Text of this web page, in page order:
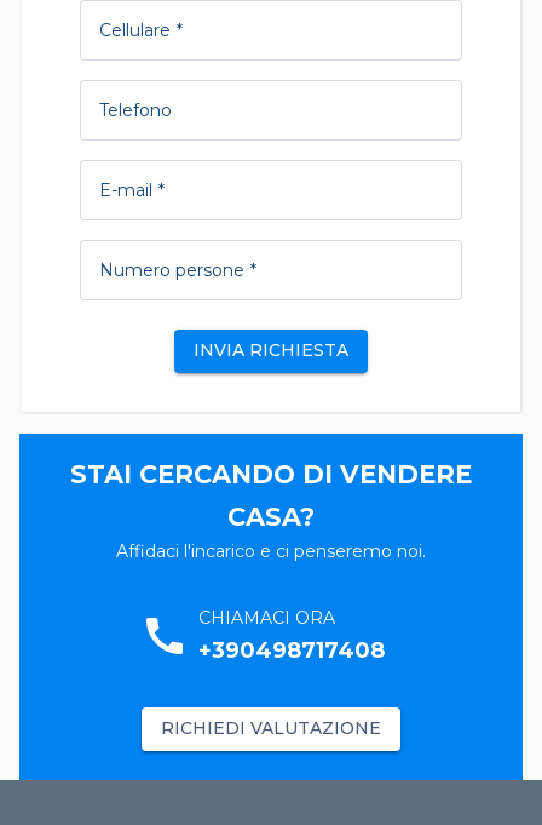
Cellulare
Telefono
E-mail
Numero persone
INVIA RICHIESTA
STAI CERCANDO DI VENDERE
CASA?
Affidaci l'incarico e ci penseremo noi.
call CHIAMACI ORA
+390498717408
RICHIEDI VALUTAZIONE